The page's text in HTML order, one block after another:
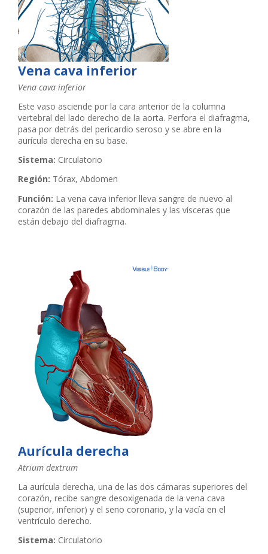
Vena cava inferior
Vena cava inferior
Este vaso asciende por la cara anterior de la columna
vertebral del lado derecho de la aorta. Perfora el diafragma,
pasa por detrás del pericardio seroso y se abre en la
aurícula derecha en su base.
Sistema: Circulatorio
Región: Tórax, Abdomen
Función: La vena cava inferior lleva sangre de nuevo al
corazón de las paredes abdominales y las vísceras que
están debajo del diafragma.
Aurícula derecha
Atrium dextrum
La aurícula derecha, una de las dos cámaras superiores del
corazón, recibe sangre desoxigenada de la vena cava
(superior, inferior) y el seno coronario, y la vacía en el
ventrículo derecho.
Sistema: Circulatorio